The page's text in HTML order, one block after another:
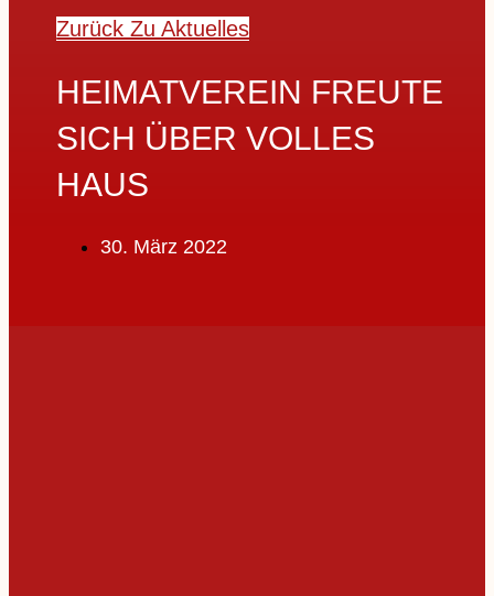
Zurück Zu Aktuelles
HEIMATVEREIN FREUTE
SICH ÜBER VOLLES
HAUS
30. März 2022